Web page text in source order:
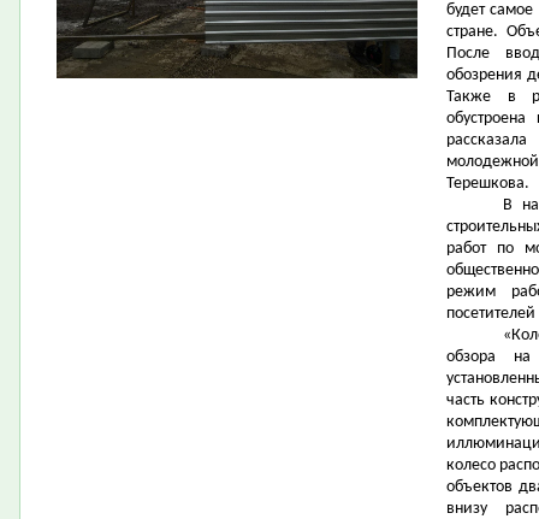
будет
стране.
После
обозрения
Также в
Терешкова.
В
работ по
режим
обзора
часть
колесо
объектов
внизу